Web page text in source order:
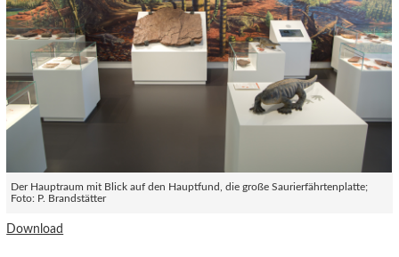
Der Hauptraum mit Blick auf den Hauptfund, die große Saurierfährtenplatte;
Foto: P. Brandstätter
Download